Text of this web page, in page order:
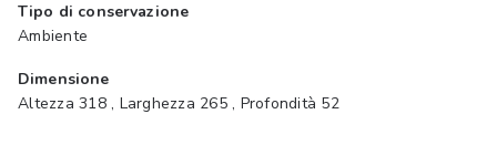
Tipo di conservazione
Ambiente
Dimensione
Altezza 318 , Larghezza 265 , Profondità 52